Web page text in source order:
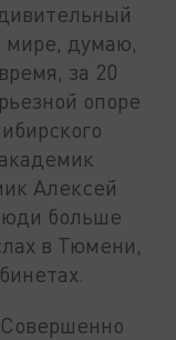
мире, думаю,
за 20
опоре
Алексей
больше
в Тюмени,